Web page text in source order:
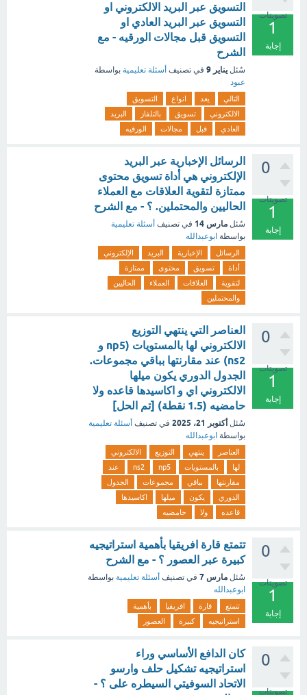
تصويتات
1
إجابة
التسويق عبر البريد الالكتروني او
التسويق عبر البريد العادي او
التسويق قبل مجالات الورقيه - مع
الشرح
سُئل يناير 9 في تصنيف أسئلة تعليمية بواسطة
عبود
التالي يعد انواع
التسويق
الالكتروني
تسويق بالتلفاز
البريد
العادي
قبل مجالات الورقيه
0
تصويتات
1
إجابة
الرسائل الإخبارية عبر البريد
الإلكتروني هي أداة تسويق محتوى
ممتازة لتقوية العلاقات مع العملاء
الحاليين والمحتملين. ؟ - مع الشرح
سُئل مارس 14 في تصنيف أسئلة تعليمية
بواسطة ابوعبدالله
الرسائل الإخبارية البريد
الإلكتروني
أداة
تسويق محتوى
ممتازة
لتقوية
العلاقات العملاء
الحاليين
والمحتملين
0
تصويتات
1
إجابة
العناصر التي ينتهي التوزيع
الالكتروني لها بالمستويات (np5 و
ns2) عند مقارنتها بباقي مجموعات.
الجدول الدوري يكون ميلها
الالكتروني اي و اكاسيدها قاعده ولا
حامضيه (1.5 نقطة) [تم الحل]
سُئل أكتوبر 21، 2025 في تصنيف أسئلة تعليمية
بواسطة ابوعبدالله
العناصر ينتهي التوزيع
الالكتروني
لها
بالمستويات np5
ns2
عند
مقارنتها
بباقي مجموعات
الجدول
الدوري
يكون ميلها
اكاسيدها
قاعده
ولا حامضيه
0
تصويتات
1
إجابة
تتمتع قارة افريقيا بأهمية استراتيجيه
كبيرة عبر العصور ؟ - مع الشرح
سُئل مارس 7 في تصنيف أسئلة تعليمية بواسطة
ابوعبدالله
تتمتع قارة افريقيا
بأهمية
استراتيجيه
كبيرة العصور
0
تصويتات
كان الدافع الأساسي وراء
استراتيجيه تشكيل حلف وارسو
الاتحاد السوفيتي السيطره على ؟ -